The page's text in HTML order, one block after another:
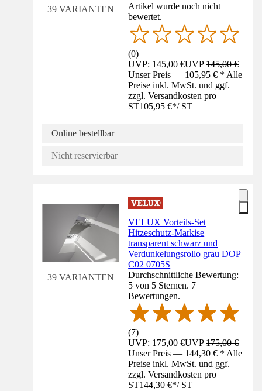
39 VARIANTEN
Artikel wurde noch nicht
bewertet.
(0)
UVP: 145,00 €UVP145,00 €
Unser Preis — 105,95 € * Alle
Preise inkl. MwSt. und ggf.
zzgl. Versandkosten pro
ST105,95 €*/ ST
Online bestellbar
Nicht reservierbar
39 VARIANTEN
VELUX Vorteils-Set
Hitzeschutz-Markise
transparent schwarz und
Verdunkelungsrollo grau DOP
C02 0705S
Durchschnittliche Bewertung:
5 von 5 Sternen. 7
Bewertungen.
(7)
UVP: 175,00 €UVP175,00 €
Unser Preis — 144,30 € * Alle
Preise inkl. MwSt. und ggf.
zzgl. Versandkosten pro
ST144,30 €*/ ST